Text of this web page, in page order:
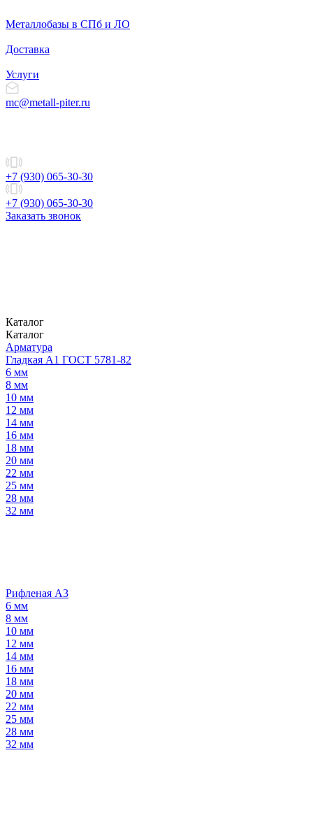
Металлобазы в СПб и ЛО
Доставка
Услуги
mc@metall-piter.ru
+7 (930) 065-30-30
+7 (930) 065-30-30
Заказать звонок
Каталог
Каталог
Арматура
Гладкая А1 ГОСТ 5781-82
6 мм
8 мм
10 мм
12 мм
14 мм
16 мм
18 мм
20 мм
22 мм
25 мм
28 мм
32 мм
Рифленая А3
6 мм
8 мм
10 мм
12 мм
14 мм
16 мм
18 мм
20 мм
22 мм
25 мм
28 мм
32 мм